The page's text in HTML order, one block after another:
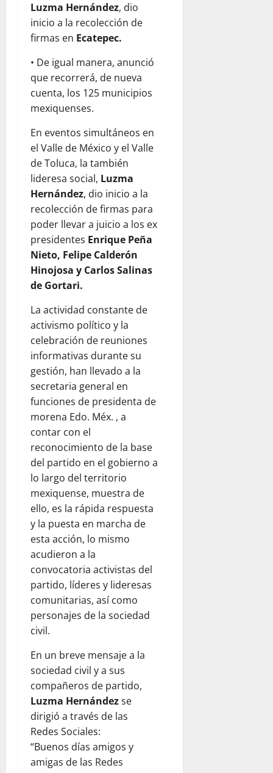
Luzma Hernández, dio
inicio a la recolección de
firmas en Ecatepec.
• De igual manera, anunció
que recorrerá, de nueva
cuenta, los 125 municipios
mexiquenses.
En eventos simultáneos en
el Valle de México y el Valle
de Toluca, la también
lideresa social, Luzma
Hernández, dio inicio a la
recolección de firmas para
poder llevar a juicio a los ex
presidentes Enrique Peña
Nieto, Felipe Calderón
Hinojosa y Carlos Salinas
de Gortari.
La actividad constante de
activismo político y la
celebración de reuniones
informativas durante su
gestión, han llevado a la
secretaria general en
funciones de presidenta de
morena Edo. Méx. , a
contar con el
reconocimiento de la base
del partido en el gobierno a
lo largo del territorio
mexiquense, muestra de
ello, es la rápida respuesta
y la puesta en marcha de
esta acción, lo mismo
acudieron a la
convocatoria activistas del
partido, líderes y lideresas
comunitarias, así como
personajes de la sociedad
civil.
En un breve mensaje a la
sociedad civil y a sus
compañeros de partido,
Luzma Hernándezse
dirigió a través de las
Redes Sociales:
“Buenos días amigos y
amigas de las Redes